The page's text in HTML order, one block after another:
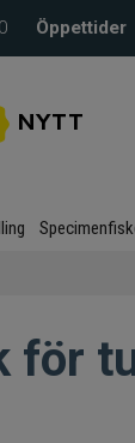
Öppettider
NYTT
för